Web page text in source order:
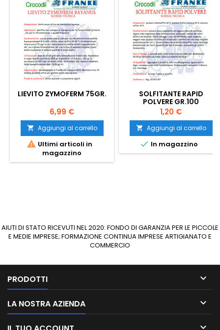
LIEVITO ZYMOFERM 75GR.
Prezzo
6,99 €
 Aggiungi al carrello
 Ultimi articoli in
magazzino
SOLFITANTE RAPID
POLVERE GR.100
Prezzo
1,20 €
 Aggiungi al carrello
 In magazzino
AIUTI DI STATO RICEVUTI NEL 2020: FONDO DI GARANZIA PER LE PICCOLE
E MEDIE IMPRESE; FORMAZIONE CONTINUA IMPRESE ARTIGIANATO E
COMMERCIO
PRODOTTI 
LA NOSTRA AZIENDA 
